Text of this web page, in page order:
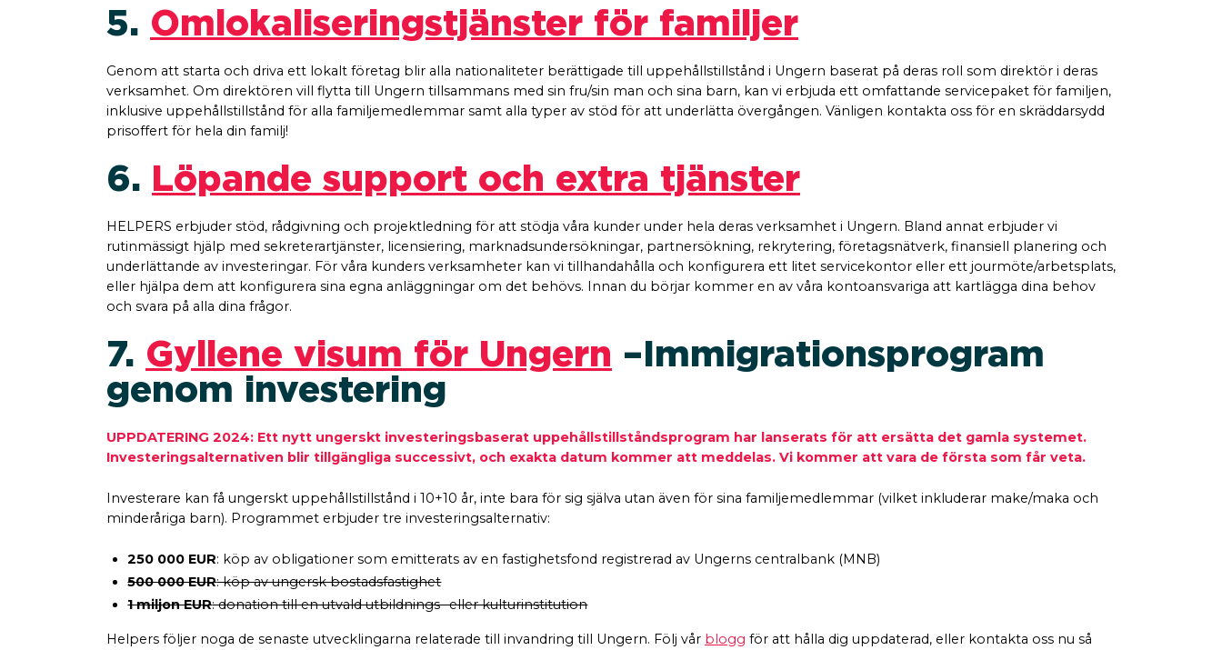
5. Omlokaliseringstjänster för familjer
Genom att starta och driva ett lokalt företag blir alla nationaliteter berättigade till uppehållstillstånd i Ungern baserat på deras roll som direktör i deras
verksamhet. Om direktören vill flytta till Ungern tillsammans med sin fru/sin man och sina barn, kan vi erbjuda ett omfattande servicepaket för familjen,
inklusive uppehållstillstånd för alla familjemedlemmar samt alla typer av stöd för att underlätta övergången. Vänligen kontakta oss för en skräddarsydd
prisoffert för hela din familj!
6. Löpande support och extra tjänster
HELPERS erbjuder stöd, rådgivning och projektledning för att stödja våra kunder under hela deras verksamhet i Ungern. Bland annat erbjuder vi
rutinmässigt hjälp med sekreterartjänster, licensiering, marknadsundersökningar, partnersökning, rekrytering, företagsnätverk, finansiell planering och
underlättande av investeringar. För våra kunders verksamheter kan vi tillhandahålla och konfigurera ett litet servicekontor eller ett jourmöte/arbetsplats,
eller hjälpa dem att konfigurera sina egna anläggningar om det behövs. Innan du börjar kommer en av våra kontoansvariga att kartlägga dina behov
och svara på alla dina frågor.
7. Gyllene visum för Ungern – Immigrationsprogram
genom investering
UPPDATERING 2024: Ett nytt ungerskt investeringsbaserat uppehållstillståndsprogram har lanserats för att ersätta det gamla systemet.
Investeringsalternativen blir tillgängliga successivt, och exakta datum kommer att meddelas. Vi kommer att vara de första som får veta.
Investerare kan få ungerskt uppehållstillstånd i 10+10 år, inte bara för sig själva utan även för sina familjemedlemmar (vilket inkluderar make/maka och
minderåriga barn). Programmet erbjuder tre investeringsalternativ:
250 000 EUR: köp av obligationer som emitterats av en fastighetsfond registrerad av Ungerns centralbank (MNB)
500 000 EUR: köp av ungersk bostadsfastighet
1 miljon EUR: donation till en utvald utbildnings- eller kulturinstitution
Helpers följer noga de senaste utvecklingarna relaterade till invandring till Ungern. Följ vår blogg för att hålla dig uppdaterad, eller kontakta oss nu så